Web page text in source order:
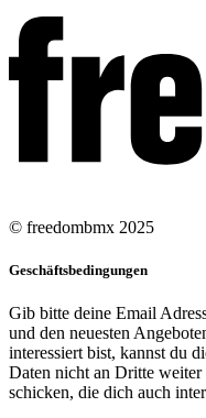
© freedombmx 2025
Geschäftsbedingungen
Gib bitte deine Email
und den neuesten
interessiert bist, kannst du
Daten nicht an Dritte
schicken, die dich auch